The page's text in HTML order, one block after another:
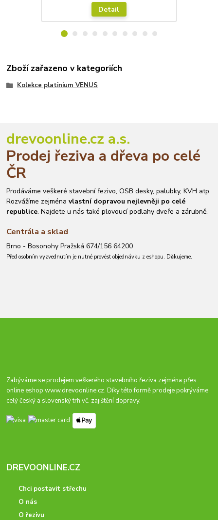
Detail
Zboží zařazeno v kategoriích
Kolekce platinium VENUS
drevoonline.cz a.s.
Prodej řeziva a dřeva po celé
ČR
Prodáváme veškeré stavební řezivo, OSB desky, palubky, KVH atp.
Rozvážíme zejménavlastní dopravou nejlevněji po celé
republice. Najdete u nás také plovoucí podlahy dveře a zárubně.
Centrála a sklad
Brno - Bosonohy Pražská 674/156 64200
Před osobním vyzvednutím je nutné provést objednávku z eshopu. Děkujeme.
Zabýváme se prodejem veškerého stavebního řeziva zejména přes
online eshopwww.drevoonline.cz. Díky této formě prodeje pokrýváme
celý český a slovenský trh vč. zajištění dopravy.
DREVOONLINE.CZ
Chci postavit střechu
O nás
O řezivu